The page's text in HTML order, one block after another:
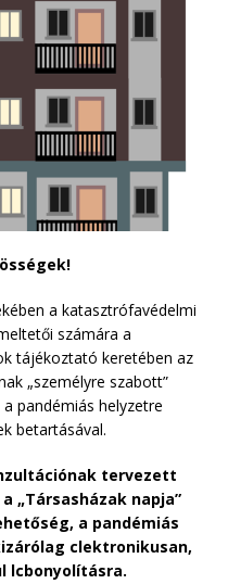
a katasztrófavédelmi
számára a
tájékoztató keretében az
„személyre szabott”
pandémiás helyzetre
betartásával.
tervezett
„Társasházak napja”
a pandémiás
clektronikusan,
lcbonyolításra.